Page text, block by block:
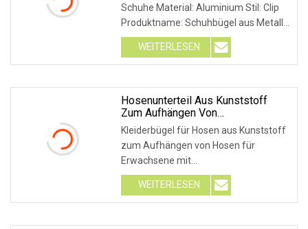
Schuhe Material: Aluminium Stil: Clip
Produktname: Schuhbügel aus Metall
Größe: 28 cm x 18 cm x 23,5 cm Farbe:
Gold/Roségold/Splitter Gewicht: 65,4 g
Funktion: Langlebig Anwendung:
WEITERLESEN
Hosenunterteil Aus Kunststoff
Zum Aufhängen Von
Erwachsenenhosen Mit
Größenmarkierungsring
Kleiderbügel für Hosen aus Kunststoff
zum Aufhängen von Hosen für
Erwachsene mit
Größenmarkierungsring. Kleiderbügel
für Hosen aus Kunststoff, Kleiderbügel
für Hosen aus Kunststoff, Kleiderbügel
WEITERLESEN